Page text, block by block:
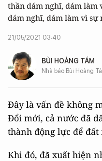
thần dám nghĩ, dám làm
dám nghĩ, dám làm vì sự
21/05/2021 03:40
BÙI HOÀNG TÁM
Nhà báo Bùi Hoàng
Đây là vấn đề không
Đổi mới, cả nước đã
thành động lực để
Khi đó, đã xuất hiện